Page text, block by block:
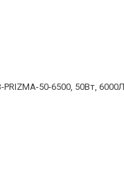
50-6500, 50Вт,